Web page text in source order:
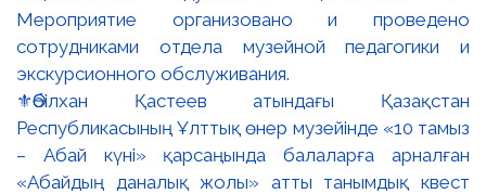
⚜️Әбілхан Қастеев атындағы Қазақстан
Республикасының Ұлттық өнер музейінде «10 тамыз
– Абай күні» қарсаңында балаларға арналған
«Абайдың даналық жолы» атты танымдық квест